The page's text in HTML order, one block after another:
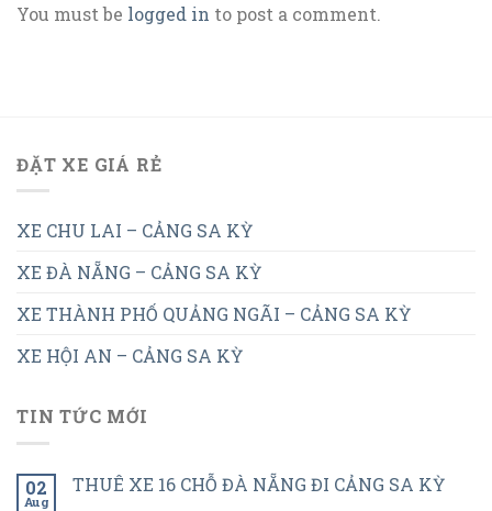
You must be logged in to post a comment.
ĐẶT XE GIÁ RẺ
XE CHU LAI – CẢNG SA KỲ
XE ĐÀ NẴNG – CẢNG SA KỲ
XE THÀNH PHỐ QUẢNG NGÃI – CẢNG SA KỲ
XE HỘI AN – CẢNG SA KỲ
TIN TỨC MỚI
02
Aug
THUÊ XE 16 CHỖ ĐÀ NẴNG ĐI CẢNG SA KỲ